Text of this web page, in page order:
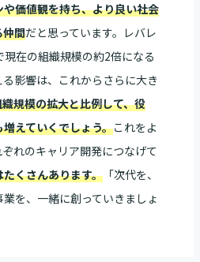
価値観を持ち、より良い社会
仲間だと思っています。レバレ
在の組織規模の約2倍になる
影響は、これからさらに大き
規模の拡大と比例して、役
えていくでしょう。これをよ
れのキャリア開発につなげて
くさんあります。 「次代を、
を、一緒に創っていきましょ